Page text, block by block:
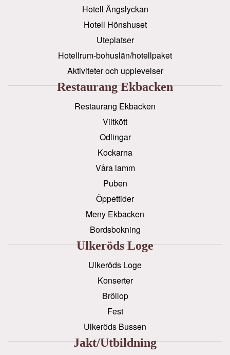
Hotell Ängslyckan
Hotell Hönshuset
Uteplatser
Hotellrum-bohuslän/hotellpaket
Aktiviteter och upplevelser
Restaurang Ekbacken
Restaurang Ekbacken
Viltkött
Odlingar
Kockarna
Våra lamm
Puben
Öppettider
Meny Ekbacken
Bordsbokning
Ulkeröds Loge
Ulkeröds Loge
Konserter
Bröllop
Fest
Ulkeröds Bussen
Jakt/utbildning